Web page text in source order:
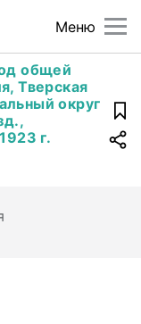
Меню
общей
Тверская
округ
г.